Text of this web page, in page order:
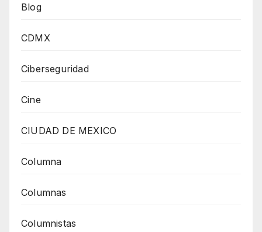
Blog
CDMX
Ciberseguridad
Cine
CIUDAD DE MEXICO
Columna
Columnas
Columnistas